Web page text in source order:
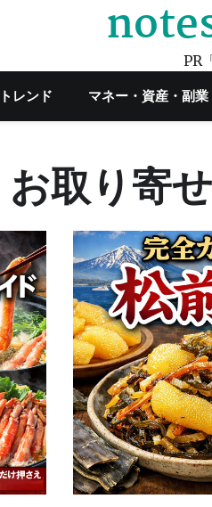
PR
レンド マネー・資産・副業
お取り寄せ